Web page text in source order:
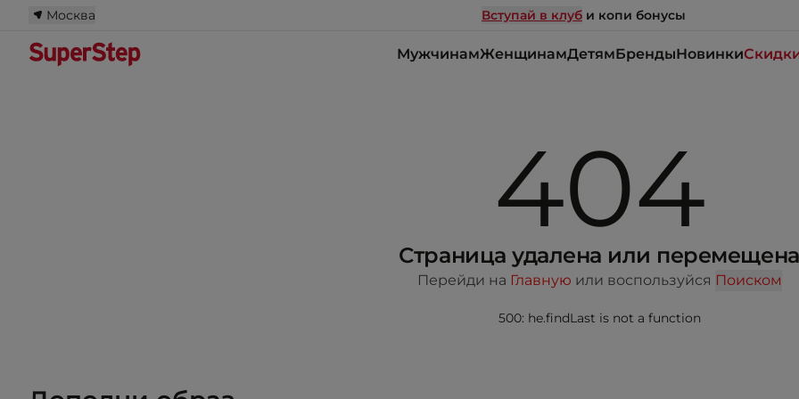
Москва Вступай в клуб и копи бонусы
МужчинамЖенщинамДетямБрендыНовинки
404
Страница удалена или перемещена
Перейди на Главную или воспользуйся Поиском
500: he.findLast is not a function